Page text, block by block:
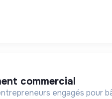
commercial
engagés pour